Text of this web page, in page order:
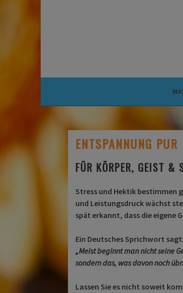
ENTSPANNUNG PUR
FÜR KÖRPER, GEIST &
Stress und Hektik bestimmen
und Leistungsdruck wächst
spät erkannt, dass die eigene
Ein Deutsches Sprichwort sagt:
„Meist beginnt man nicht seine
sondern das, was davon noch
Lassen Sie es nicht soweit